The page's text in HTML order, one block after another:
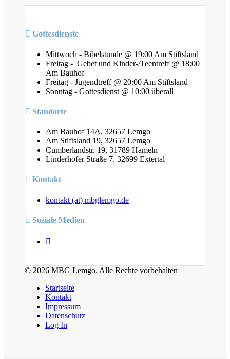
Gottesdienste
Mittwoch - Bibelstunde @ 19:00 Am Stiftsland
Freitag - Gebet und Kinder-/Teentreff @ 18:00
Am Bauhof
Freitag - Jugendtreff @ 20:00 Am Stiftsland
Sonntag - Gottesdienst @ 10:00 überall
Standorte
Am Bauhof 14A, 32657 Lemgo
Am Stiftsland 19, 32657 Lemgo
Cumberlandstr. 19, 31789 Hameln
Linderhofer Straße 7, 32699 Extertal
Kontakt
kontakt (at) mbglemgo.de
Soziale Medien
© 2026 MBG Lemgo. Alle Rechte vorbehalten
Startseite
Kontakt
Impressum
Datenschutz
Log In